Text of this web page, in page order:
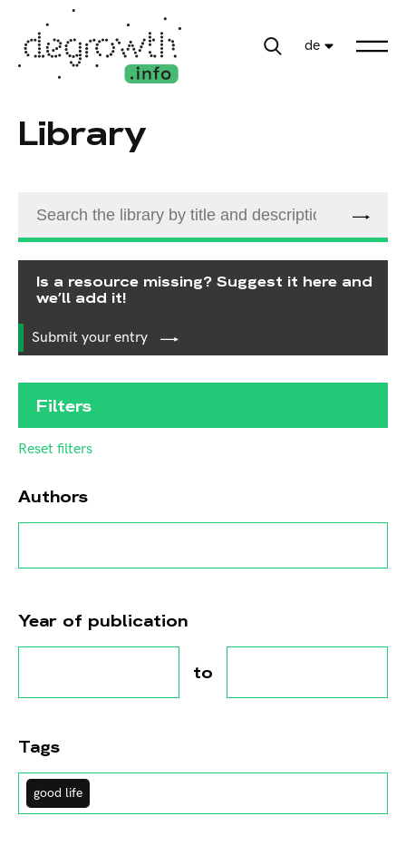
de
Library
Is a resource missing? Suggest it here and
we’ll add it!
Submit your entry
Filters
Reset filters
Authors
Year of publication
to
Tags
good life